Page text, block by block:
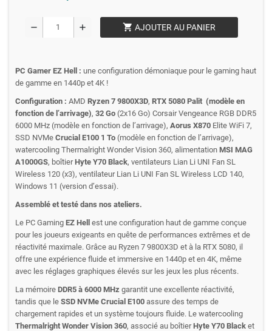
remove add shopping_cart AJOUTER AU PANIER
PC Gamer EZ Hell : une configuration démoniaque pour le gaming haut
de gamme en 1440p et 4K !
Configuration : AMD Ryzen 7 9800X3D, RTX 5080 Palit (modèle en
fonction de l’arrivage), 32 Go (2x16 Go) Corsair Vengeance RGB DDR5
6000 MHz (modèle en fonction de l’arrivage), Aorus X870 Elite WiFi 7,
SSD NVMe Crucial E100 1 To (modèle en fonction de l’arrivage),
watercooling Thermalright Wonder Vision 360, alimentation MSI MAG
A1000GS, boîtierHyte Y70 Black, ventilateurs Lian Li UNI Fan SL
Wireless 120 (x3), ventilateur Lian Li UNI Fan SL Wireless LCD 140,
Windows 11 (version d’essai).
Assemblé et testé dans nos ateliers.
Le PC Gaming EZ Hell est une configuration haut de gamme conçue
pour les joueurs exigeants en quête de performances extrêmes et de
réactivité maximale. Grâce au Ryzen 7 9800X3D et à la RTX 5080, il
offre une expérience fluide et immersive en 1440p et en 4K, même
avec les réglages graphiques élevés sur les jeux les plus récents.
La mémoire DDR5 à 6000 MHz garantit une excellente réactivité,
tandis que le SSD NVMe Crucial E100 assure des temps de
chargement rapides et un système toujours fluide. Le watercooling
Thermalright Wonder Vision 360, associé au boîtierHyte Y70 Black et